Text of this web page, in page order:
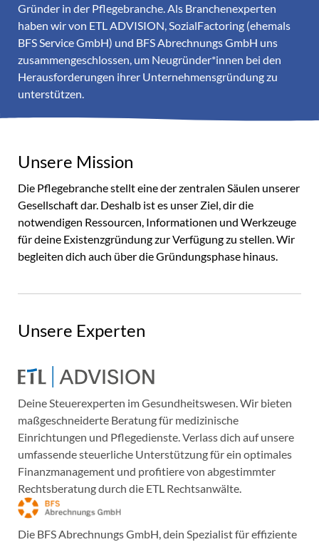
Gründer in der Pflegebranche. Als Branchenexperten
haben wir von ETL ADVISION, SozialFactoring (ehemals
BFS Service GmbH) und BFS Abrechnungs GmbH uns
zusammengeschlossen, um Neugründer*innen bei den
Herausforderungen ihrer Unternehmensgründung zu
unterstützen.
Unsere Mission
Die Pflegebranche stellt eine der zentralen Säulen unserer
Gesellschaft dar. Deshalb ist es unser Ziel, dir die
notwendigen Ressourcen, Informationen und Werkzeuge
für deine Existenzgründung zur Verfügung zu stellen. Wir
begleiten dich auch über die Gründungsphase hinaus.
Unsere Experten
Deine Steuerexperten im Gesundheitswesen. Wir bieten
maßgeschneiderte Beratung für medizinische
Einrichtungen und Pflegedienste. Verlass dich auf unsere
umfassende steuerliche Unterstützung für ein optimales
Finanzmanagement und profitiere von abgestimmter
Rechtsberatung durch die ETL Rechtsanwälte.
Die BFS Abrechnungs GmbH, dein Spezialist für effiziente